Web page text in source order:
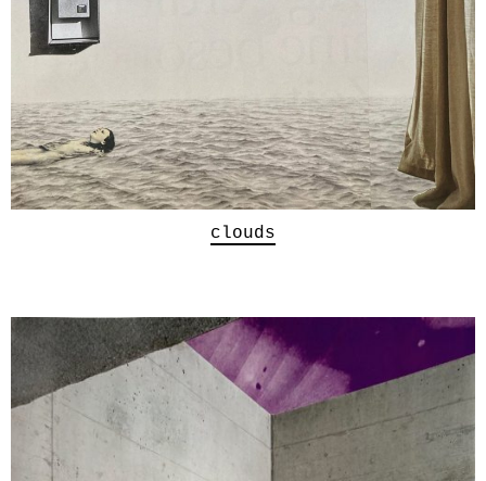
clouds